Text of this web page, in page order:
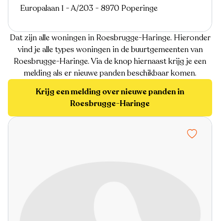
Europalaan 1 - A/203 - 8970 Poperinge
Dat zijn alle woningen in Roesbrugge-Haringe. Hieronder
vind je alle types woningen in de buurtgemeenten van
Roesbrugge-Haringe. Via de knop hiernaast krijg je een
melding als er nieuwe panden beschikbaar komen.
Krijg een melding over nieuwe panden in
Roesbrugge-Haringe